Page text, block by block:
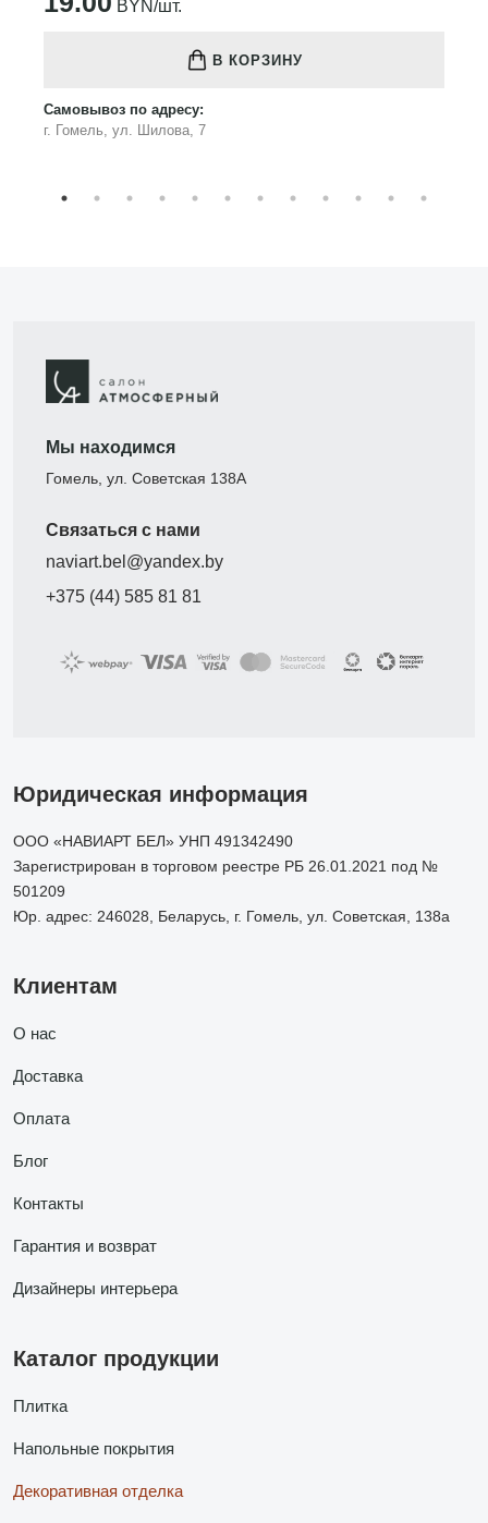
BYN/шт.
В КОРЗИНУ
Самовывоз по адресу:
г. Гомель, ул. Шилова, 7
Мы находимся
Гомель, ул. Советская 138А
Связаться с нами
naviart.bel@yandex.by
+375 (44) 585 81 81
Юридическая информация
ООО «НАВИАРТ БЕЛ» УНП 491342490
Зарегистрирован в торговом реестре РБ 26.01.2021 под №
501209
Юр. адрес: 246028, Беларусь, г. Гомель, ул. Советская, 138а
Клиентам
О нас
Доставка
Оплата
Блог
Контакты
Гарантия и возврат
Дизайнеры интерьера
Каталог продукции
Плитка
Напольные покрытия
Декоративная отделка